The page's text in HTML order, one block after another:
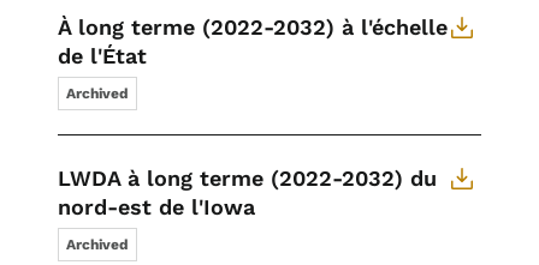
À long terme (2022-2032) à l'échelle
de l'État
Archived
LWDA à long terme (2022-2032) du
nord-est de l'Iowa
Archived